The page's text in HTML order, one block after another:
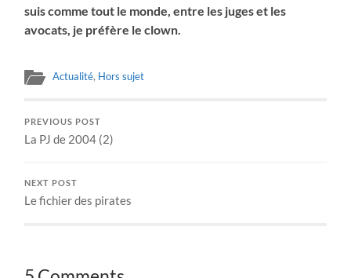
suis comme tout le monde, entre les juges et les
avocats, je préfère le clown.
Actualité, Hors sujet
PREVIOUS POST
La PJ de 2004 (2)
NEXT POST
Le fichier des pirates